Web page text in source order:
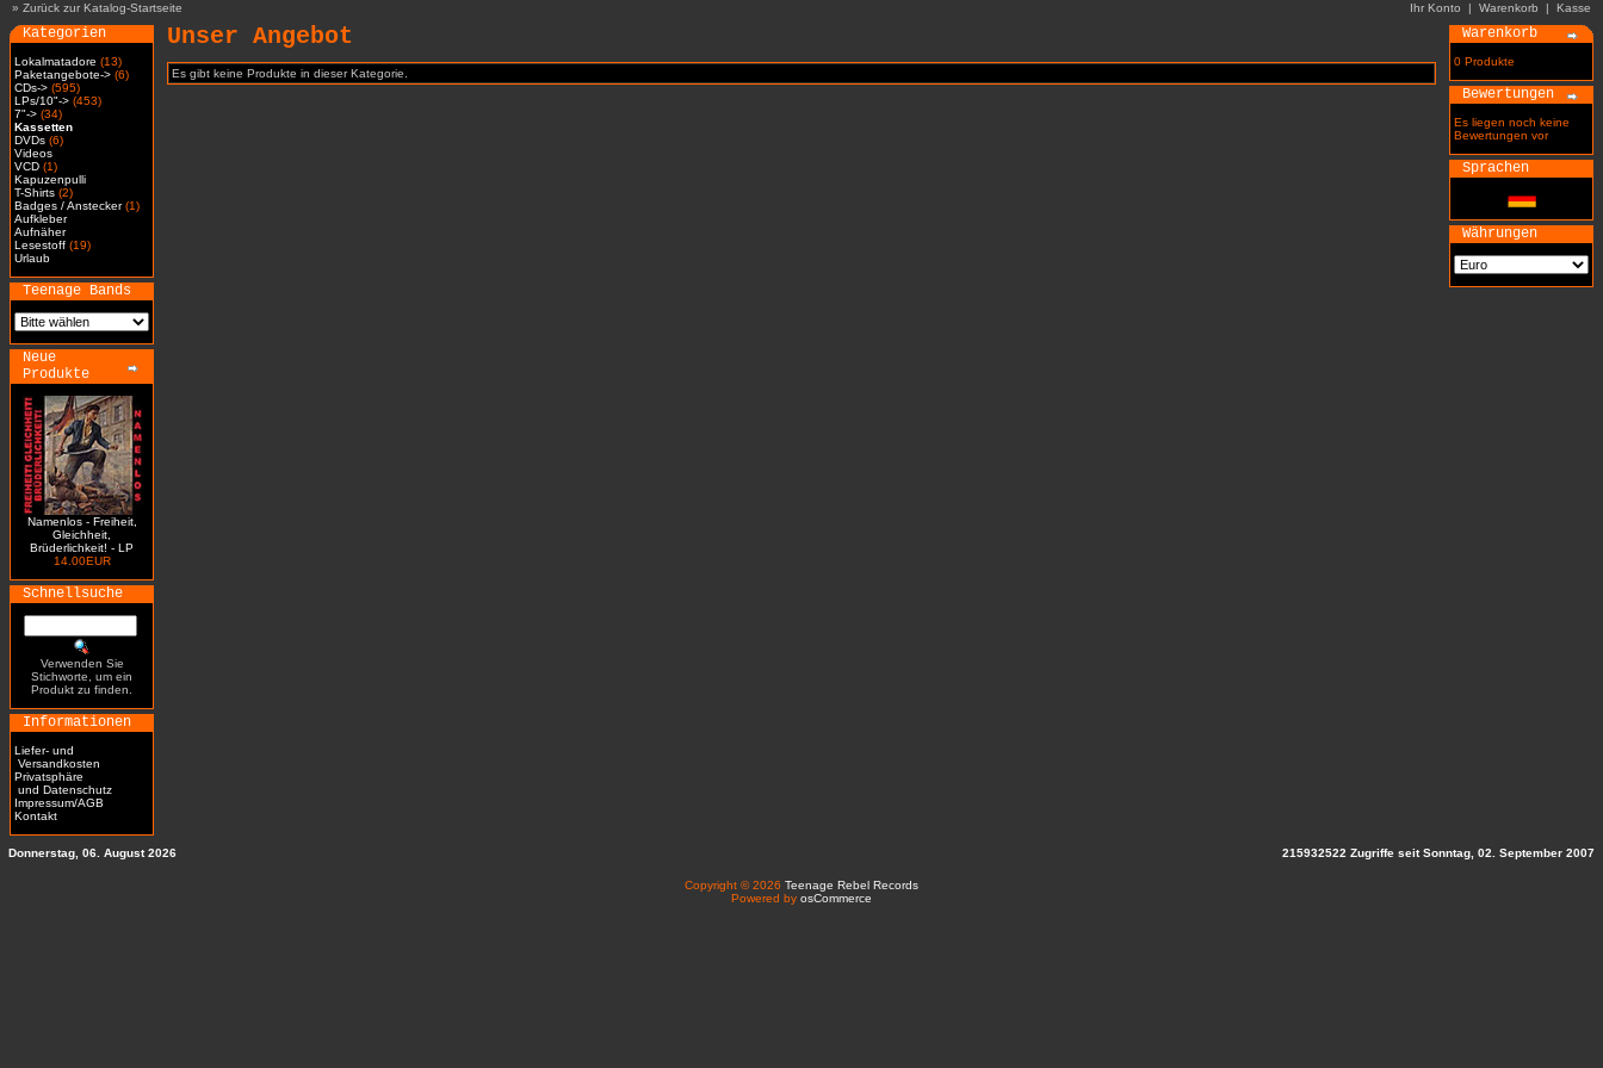
» Zurück zur Katalog-Startseite Ihr Konto | Warenkorb | Kasse
Kategorien
Lokalmatadore (13)
Paketangebote-> (6)
CDs-> (595)
LPs/10"-> (453)
7"-> (34)
Kassetten
DVDs (6)
Videos
VCD (1)
Kapuzenpulli
T-Shirts (2)
Badges / Anstecker(1)
Aufkleber
Aufnäher
Lesestoff (19)
Urlaub
Teenage Bands
Neue
Produkte
Namenlos - Freiheit,
Gleichheit,
Brüderlichkeit! - LP
14.00EUR
Schnellsuche
Verwenden Sie
Stichworte, um ein
Produkt zu finden.
Informationen
Liefer- und
Versandkosten
Privatsphäre
und Datenschutz
Impressum/AGB
Kontakt
Unser Angebot
Es gibt keine Produkte in dieser Kategorie.
Warenkorb
0 Produkte
Bewertungen
Es liegen noch keine
Bewertungen vor
Sprachen
Währungen
Donnerstag, 06. August 2026 215932522 Zugriffe seit Sonntag, 02. September 2007
Copyright © 2026 Teenage Rebel Records
Powered by osCommerce